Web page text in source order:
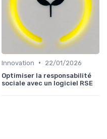
Innovation •
22/01/2026
Optimiser la responsabilité
sociale avec un logiciel RSE